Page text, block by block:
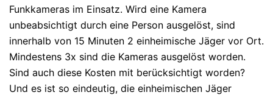
Funkkameras im Einsatz. Wird eine Kamera
unbeabsichtigt durch eine Person ausgelöst, sind
innerhalb von 15 Minuten 2 einheimische Jäger vor Ort.
Mindestens 3x sind die Kameras ausgelöst worden.
Sind auch diese Kosten mit berücksichtigt worden?
Und es ist so eindeutig, die einheimischen Jäger